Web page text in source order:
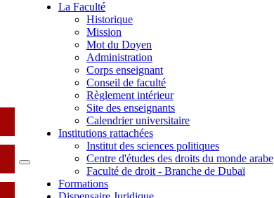
La Faculté
Historique
Mission
Mot du Doyen
Administration
Corps enseignant
Conseil de faculté
Règlement intérieur
Site des enseignants
Calendrier universitaire
Institutions rattachées
Institut des sciences politiques
Centre d'études des droits du monde arabe
Faculté de droit - Branche de Dubaï
Formations